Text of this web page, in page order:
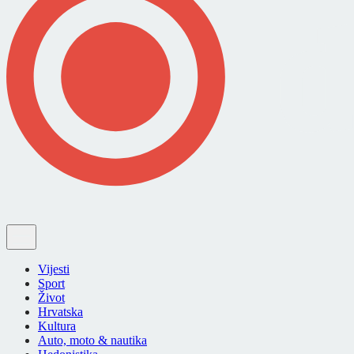
Vijesti
Sport
Život
Hrvatska
Kultura
Auto, moto & nautika